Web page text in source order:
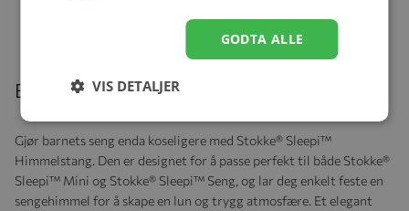
Beskrivelse
Gjør barnets seng enda koseligere med Stokke® Sleepi™
Himmelstang. Den er designet for å passe perfekt til både Stokke®
Sleepi™ Mini og Stokke® Sleepi™ Seng, og lar deg enkelt feste en
sengehimmel for å skape en lun og trygg atmosfære. Et elegant
GODTA ALLE
VIS DETALJER